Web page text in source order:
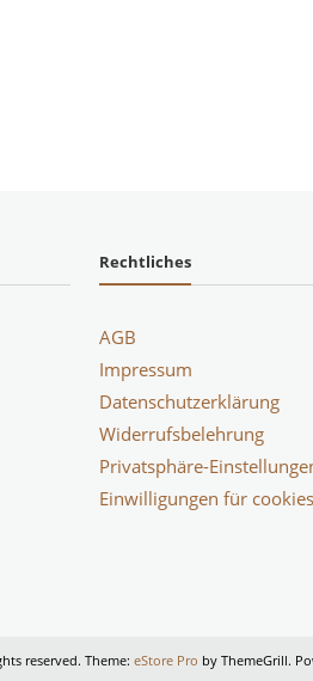
Rechtliches
AGB
Impressum
Datenschutzerklärung
Widerrufsbelehrung
Privatsphäre-
Einwilligungen für
reserved. Theme: eStore Pro by ThemeGrill.